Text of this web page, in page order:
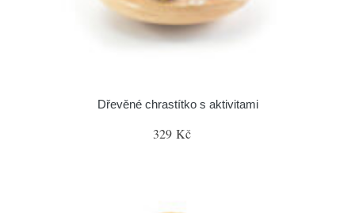
Dřevěné chrastítko s aktivitami
329 Kč